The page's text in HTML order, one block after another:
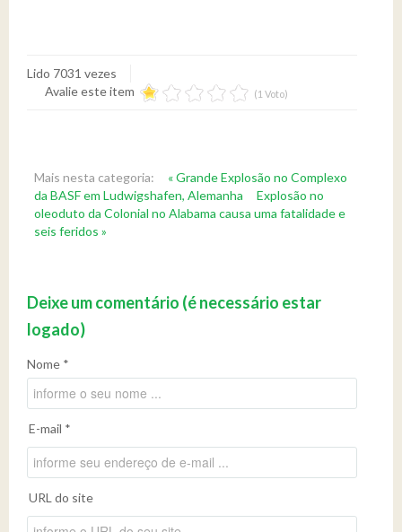
Lido 7031 vezes
Avalie este item
(1 Voto)
Mais nesta categoria:
« Grande Explosão no Complexo
da BASF em Ludwigshafen, Alemanha
Explosão no
oleoduto da Colonial no Alabama causa uma fatalidade e
seis feridos »
Deixe um comentário (é necessário estar
logado)
Nome *
E-mail *
URL do site